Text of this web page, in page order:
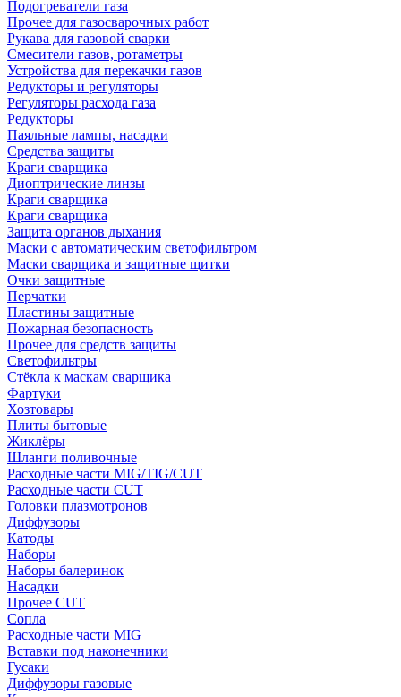
Подогреватели газа
Прочее для газосварочных работ
Рукава для газовой сварки
Смесители газов, ротаметры
Устройства для перекачки газов
Редукторы и регуляторы
Регуляторы расхода газа
Редукторы
Паяльные лампы, насадки
Средства защиты
Краги сварщика
Диоптрические линзы
Краги сварщика
Краги сварщика
Защита органов дыхания
Маски с автоматическим светофильтром
Маски сварщика и защитные щитки
Очки защитные
Перчатки
Пластины защитные
Пожарная безопасность
Прочее для средств защиты
Светофильтры
Стёкла к маскам сварщика
Фартуки
Хозтовары
Плиты бытовые
Жиклёры
Шланги поливочные
Расходные части MIG/TIG/CUT
Расходные части CUT
Головки плазмотронов
Диффузоры
Катоды
Наборы
Наборы балеринок
Насадки
Прочее CUT
Сопла
Расходные части MIG
Вставки под наконечники
Гусаки
Диффузоры газовые